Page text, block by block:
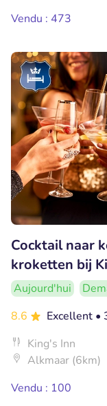
Vendu : 473
Cocktail naar
kroketten bij
Aujourd'hui
8.6
Excellent •
King's Inn
Alkmaar (6km)
Vendu : 100